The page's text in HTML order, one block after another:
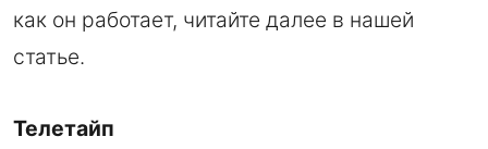
как он работает, читайте далее в нашей
статье.
Телетайп